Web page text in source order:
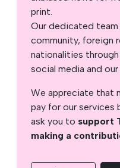
print.
Our dedicated
community, foreign
nationalities
social media and
We appreciate that
pay for our services
ask you to support
making a